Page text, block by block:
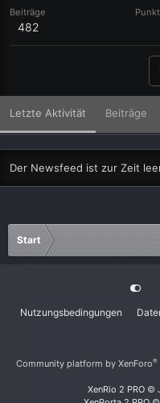
Beiträge
482
Letzte Aktivität Beiträge
Der Newsfeed ist zur Zeit
Start
Nutzungsbedingungen
Community platform by XenForo®
XenRio 2 PRO ©